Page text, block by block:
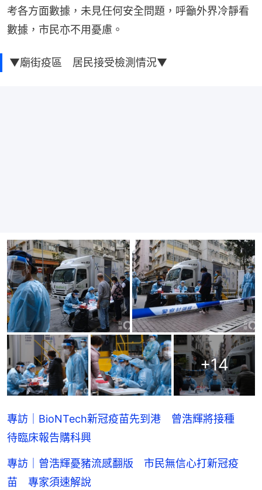
考各方面數據，未見任何安全問題，呼籲外界冷靜看
數據，市民亦不用憂慮。
▼廟街疫區 居民接受檢測情況▼
+14
專訪｜BioNTech新冠疫苗先到港 曾浩輝將接種
待臨床報告購科興
專訪｜曾浩輝憂豬流感翻版 市民無信心打新冠疫
苗 專家須速解說